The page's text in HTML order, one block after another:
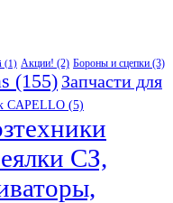
(1) Акции! (2) Бороны и сцепки (3)
(155) Запчасти для
CAPELLO (5)
СЗ,